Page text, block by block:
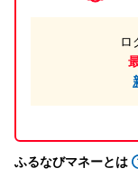
ロ
ふるなびマネーとは